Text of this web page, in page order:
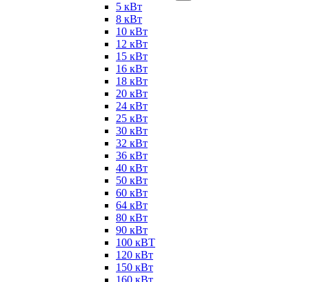
5 кВт
8 кВт
10 кВт
12 кВт
15 кВт
16 кВт
18 кВт
20 кВт
24 кВт
25 кВт
30 кВт
32 кВт
36 кВт
40 кВт
50 кВт
60 кВт
64 кВт
80 кВт
90 кВт
100 кВТ
120 кВт
150 кВт
160 кВт